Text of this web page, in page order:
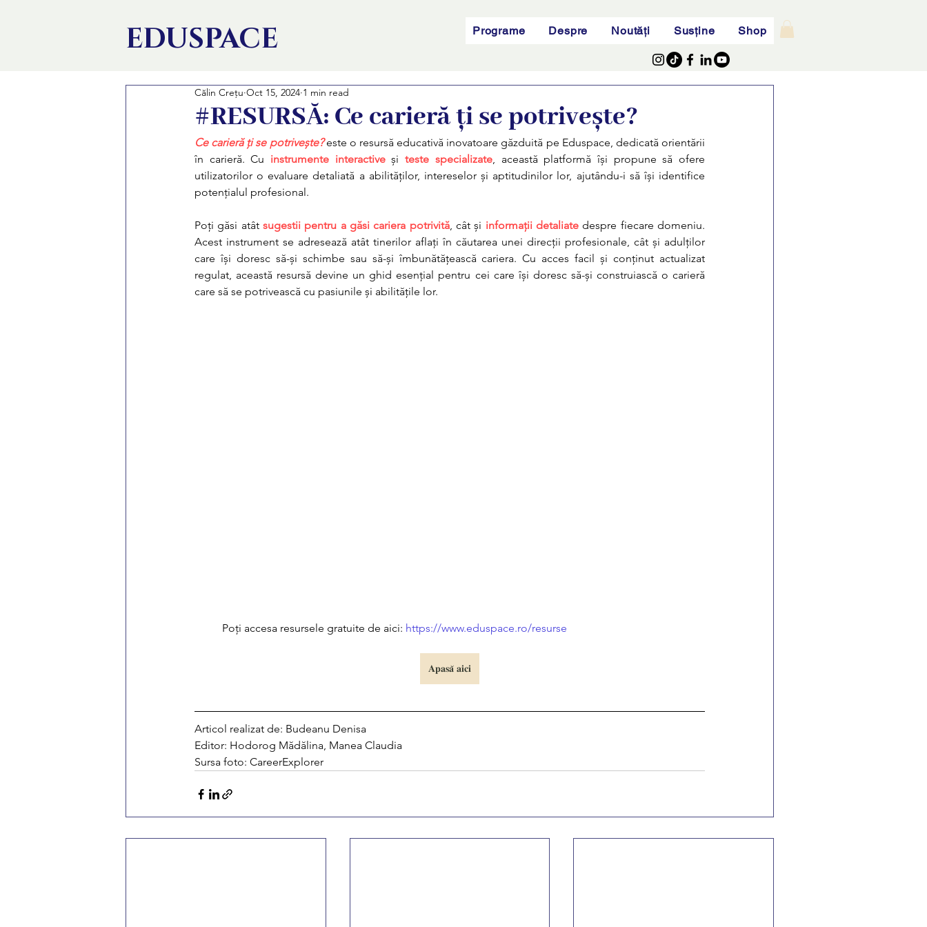
EDUSPACE Programe Despre Noutăți Susține Shop
#RESURSĂ: Ce carieră ți se potrivește?
Călin Crețu Oct 15, 2024 1 min read
Ce carieră ți se potrivește? este o resursă educativă inovatoare găzduită pe Eduspace, dedicată orientării
în carieră. Cu instrumente interactive și teste specializate, această platformă își propune să ofere
utilizatorilor o evaluare detaliată a abilităților, intereselor și aptitudinilor lor, ajutându-i să își identifice
potențialul profesional.
Poți găsi atât sugestii pentru a găsi cariera potrivită, cât și informații detaliate despre fiecare domeniu.
Acest instrument se adresează atât tinerilor aflați în căutarea unei direcții profesionale, cât și adulților
care își doresc să-și schimbe sau să-și îmbunătățească cariera. Cu acces facil și conținut actualizat
regulat, această resursă devine un ghid esențial pentru cei care își doresc să-și construiască o carieră
care să se potrivească cu pasiunile și abilitățile lor.
	Poți accesa resursele gratuite de aici:
https://www.eduspace.ro/resurse
𝐀𝐩𝐚𝐬𝐚̆ 𝐚𝐢𝐜𝐢
Articol realizat de: Budeanu Denisa
Editor: Hodorog Mădălina, Manea Claudia
Sursa foto: CareerExplorer